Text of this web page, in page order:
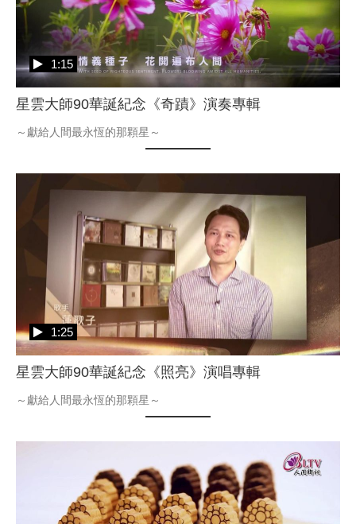
星雲大師90華誕紀念《奇蹟》演奏專輯
1:15
星雲大師90華誕紀念《照亮》演唱專輯
1:25
～獻給人間最永恆的那顆星～